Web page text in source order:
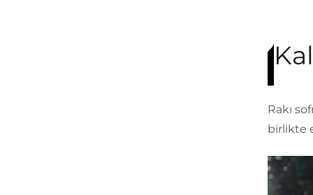
Rakı
birlikte